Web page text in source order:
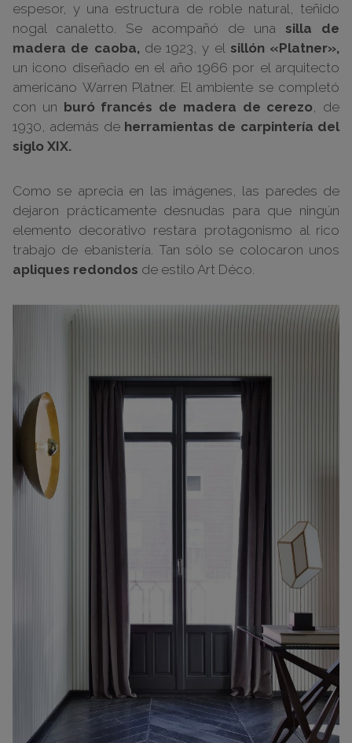
espesor, y una estructura de roble natural, teñido
nogal canaletto. Se acompañó de una silla de
madera de caoba,de 1923, y elsillón «Platner»,
un icono diseñado en el año 1966 por el arquitecto
americano Warren Platner. El ambiente se completó
con un buró francés de madera de cerezo, de
1930, además de herramientas de carpintería del
siglo XIX.
Como se aprecia en las imágenes, las paredes de
dejaron prácticamente desnudas para que ningún
elemento decorativo restara protagonismo al rico
trabajo de ebanistería. Tan sólo se colocaron unos
apliques redondos de estilo Art Déco.